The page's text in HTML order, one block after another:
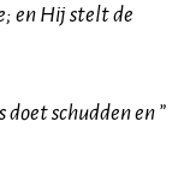
en Hij stelt de
schudden en ”